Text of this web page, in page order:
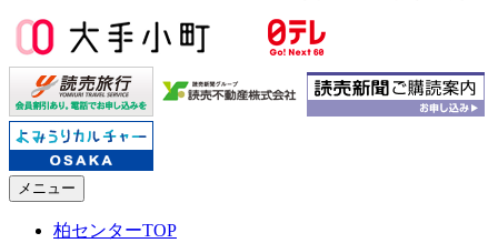
メニュー
柏センターTOP